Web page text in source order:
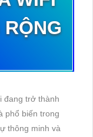
đang trở thành
phổ biến trong
thông minh và